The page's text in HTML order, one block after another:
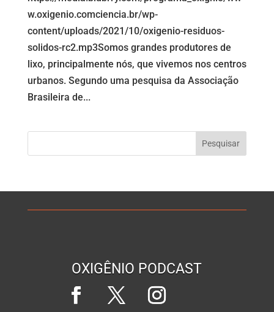
w.oxigenio.comciencia.br/wp-
content/uploads/2021/10/oxigenio-residuos-
solidos-rc2.mp3Somos grandes produtores de
lixo, principalmente nós, que vivemos nos centros
urbanos. Segundo uma pesquisa da Associação
Brasileira de...
OXIGÊNIO PODCAST